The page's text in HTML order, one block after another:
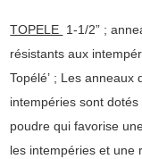
TOPELE 1-1/2” ;
résistants aux
Topélé’ ; Les
intempéries sont
poudre qui favorise
les intempéries et une